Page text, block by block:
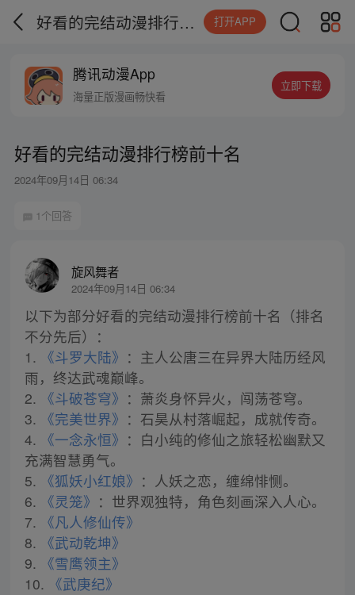
好看的完结动漫排行榜前十名 打开APP
腾讯动漫App
海量正版漫画畅快看
立即下载
好看的完结动漫排行榜前十名
2024年09月14日 06:34
1个回答
旋风舞者
2024年09月14日 06:34
以下为部分好看的完结动漫排行榜前十名（排名
不分先后）：
1. 《斗罗大陆》 ：主人公唐三在异界大陆历经风
雨，终达武魂巅峰。
2. 《斗破苍穹》 ：萧炎身怀异火，闯荡苍穹。
3. 《完美世界》 ：石昊从村落崛起，成就传奇。
4. 《一念永恒》 ：白小纯的修仙之旅轻松幽默又
充满智慧勇气。
5. 《狐妖小红娘》 ：人妖之恋，缠绵悱恻。
6. 《灵笼》 ：世界观独特，角色刻画深入人心。
7. 《凡人修仙传》
8. 《武动乾坤》
9. 《雪鹰领主》
10. 《武庚纪》